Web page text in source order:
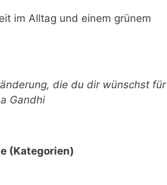
im Alltag und einem grünem
die du dir wünschst für
Gandhi
(Kategorien)